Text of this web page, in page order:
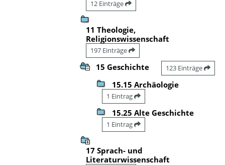
12 Einträge
11 Theologie,
Religionswissenschaft
197 Einträge
15 Geschichte 123 Einträge
15.15 Archäologie
1 Eintrag
15.25 Alte Geschichte
1 Eintrag
17 Sprach- und
Literaturwissenschaft